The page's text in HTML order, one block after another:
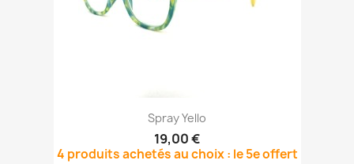
Spray Yello
19,00 €
4 produits achetés au choix : le 5e offert